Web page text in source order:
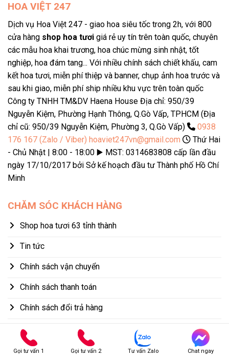
Với kinh nghiệm lâu năm trong ngành hoa tươi, cùng đội ngũ
nhân viên tận tâm, chuyên nghiệp, shop hoa tươi ba đình của
Hoa Việt 247đảm bảo sẽ mang đến những sản phẩm hoa
tươi hoàn hảo nhất, làm hài lòng kể cả những khách hàng khó
tính. Liên hệ đặt hoa ngay qua số hotline 0938 176 167 hoặc
0938 780 001.
HOA VIỆT 247
Dịch vụ Hoa Việt 247 - giao hoa siêu tốc trong 2h, với 800
cửa hàng shop hoa tươi giá rẻ uy tín trên toàn quốc, chuyên
các mẫu hoa khai trương, hoa chúc mừng sinh nhật, tốt
nghiệp, hoa đám tang... Với nhiều chính sách chiết khấu, cam
kết hoa tươi, miễn phí thiệp và banner, chụp ảnh hoa trước và
sau khi giao, miễn phí ship nhiều khu vực trên toàn quốc
Công ty TNHH TM&DV Haena House Địa chỉ: 950/39
Nguyễn Kiệm, Phường Hạnh Thông, Q.Gò Vấp, TPHCM (Địa
chỉ cũ: 950/39 Nguyễn Kiệm, Phường 3, Q.Gò Vấp)
0938
176 167 (Zalo / Viber) hoaviet247vn@gmail.com
Thứ Hai
- Chủ Nhật | 8:00 - 18:00 ▶️ MST: 0314683808 cấp lần đầu
ngày 17/10/2017 bởi Sở kế hoạch đầu tư Thành phố Hồ Chí
Minh
CHĂM SÓC KHÁCH HÀNG
Shop hoa tươi 63 tỉnh thành
Tin tức
Chính sách vận chuyển
Chính sách thanh toán
Chính sách đổi trả hàng
Chính sách bảo mật thông tin
Các điều khoản và quy định cần biết
Gọi tư vấn 1 Gọi tư vấn 2 Tư vấn Zalo Chat ngay